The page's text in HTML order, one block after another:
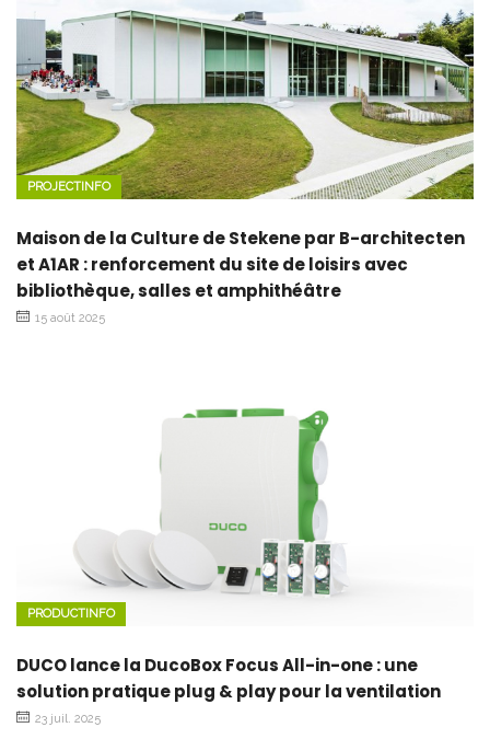
PROJECTINFO
Maison de la Culture de Stekene par B-architecten
et A1AR : renforcement du site de loisirs avec
bibliothèque, salles et amphithéâtre
15 août 2025
PRODUCTINFO
DUCO lance la DucoBox Focus All-in-one : une
solution pratique plug & play pour la ventilation
23 juil. 2025